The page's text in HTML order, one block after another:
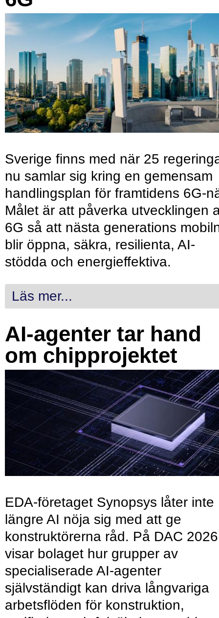
Sverige finns med när 25
nu samlar sig kring en gemensam
handlingsplan för framtidens 6G-
Målet är att påverka utvecklingen
6G så att nästa generations
blir öppna, säkra, resilienta, AI-
stödda och energieffektiva.
Läs mer...
AI-agenter tar hand
om chipprojektet
EDA-företaget Synopsys låter inte
längre AI nöja sig med att ge
konstruktörerna råd. På DAC 2026
visar bolaget hur grupper av
specialiserade AI-agenter
självständigt kan driva långvariga
arbetsflöden för konstruktion,